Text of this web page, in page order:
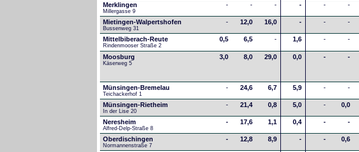
Merklingen
Millergasse 9
- - - - - -
Mietingen-Walpertshofen
Bussenweg 31
- 12,0 16,0 - - -
Mittelbiberach-Reute
Rindenmooser Straße 2
0,5 6,5 - 1,6 - -
Moosburg
Käserweg 5
3,0 8,0 29,0 0,0 - -
Münsingen-Bremelau
Teichackerhof 1
- 24,6 6,7 5,9 - -
Münsingen-Rietheim
In der Lise 20
- 21,4 0,8 5,0 - 0,0
Neresheim
Alfred-Delp-Straße 8
- 17,6 1,1 0,4 - -
Oberdischingen
Normannenstraße 7
- 12,8 8,9 - - 0,6